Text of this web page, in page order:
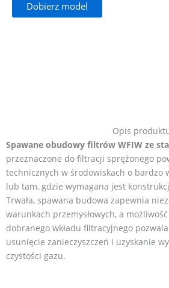
Dobierz model
Opis
Spawane obudowy filtrów WFIW ze
przeznaczone do filtracji sprężonego
technicznych w środowiskach o bardzo
lub tam, gdzie wymagana jest
Trwała, spawana budowa zapewnia
warunkach przemysłowych, a
dobranego wkładu filtracyjnego
usunięcie zanieczyszczeń i uzyskanie
czystości gazu.